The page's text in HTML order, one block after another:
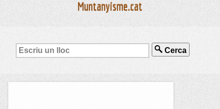
Muntanyisme.cat
Cerca